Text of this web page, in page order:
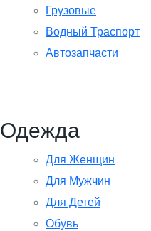
Грузовые
Водный Траспорт
Автозапчасти
Одежда
Для Женщин
Для Мужчин
Для Детей
Обувь